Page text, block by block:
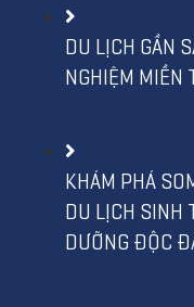
DU LỊCH GẦN
NGHIỆM MIỀN
KHÁM PHÁ
DU LỊCH SINH
DƯỠNG ĐỘC